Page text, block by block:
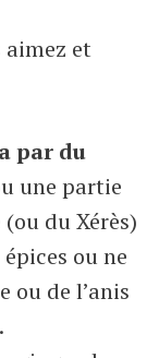
aimez et
par du
une partie
du Xérès)
ou ne
ou de l’anis